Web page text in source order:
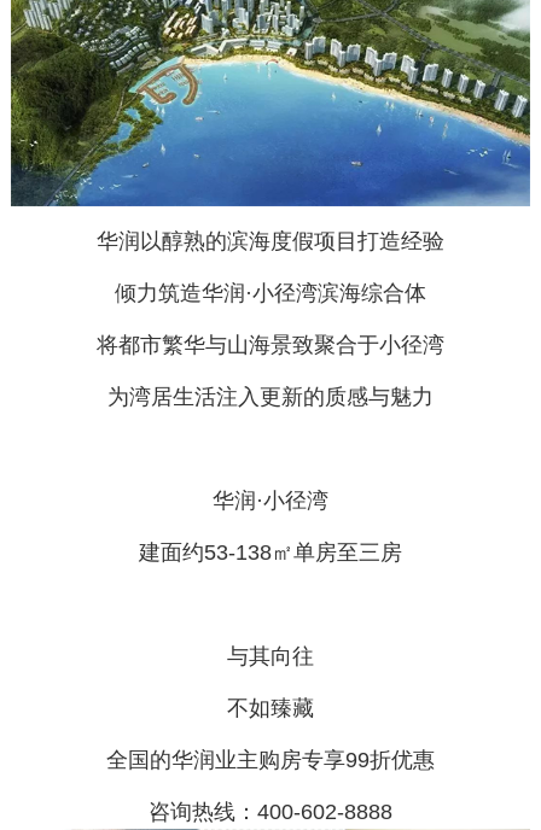
华润以醇熟的滨海度假项目打造经验
倾力筑造华润·小径湾滨海综合体
将都市繁华与山海景致聚合于小径湾
为湾居生活注入更新的质感与魅力
华润·小径湾
建面约53-138㎡单房至三房
与其向往
不如臻藏
全国的华润业主购房专享99折优惠
咨询热线：400-602-8888